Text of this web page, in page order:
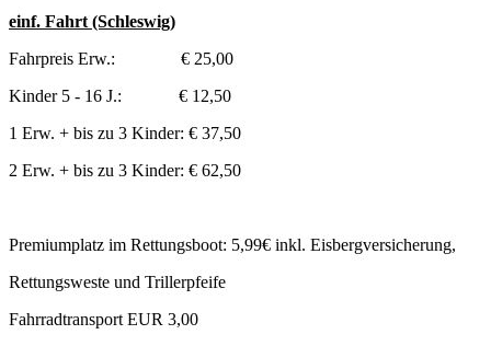
einf. Fahrt (Schleswig)
Fahrpreis Erw.: € 25,00
Kinder 5 - 16 J.: € 12,50
1 Erw. + bis zu 3 Kinder: € 37,50
2 Erw. + bis zu 3 Kinder: € 62,50
Premiumplatz im Rettungsboot: 5,99€ inkl. Eisbergversicherung,
Rettungsweste und Trillerpfeife
Fahrradtransport EUR 3,00